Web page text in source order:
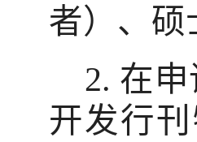
者）、硕
2. 在
开发行